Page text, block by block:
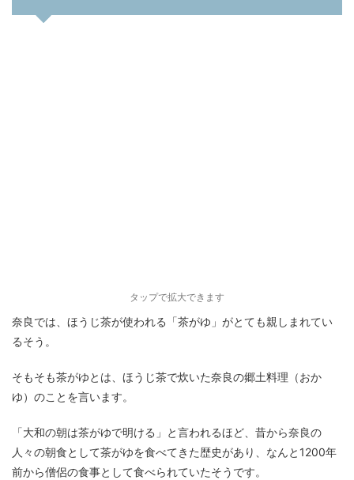
タップで拡大できます
奈良では、ほうじ茶が使われる「茶がゆ」がとても親しまれてい
るそう。
そもそも茶がゆとは、ほうじ茶で炊いた奈良の郷土料理（おか
ゆ）のことを言います。
「大和の朝は茶がゆで明ける」と言われるほど、昔から奈良の
人々の朝食として茶がゆを食べてきた歴史があり、なんと1200年
前から僧侶の食事として食べられていたそうです。